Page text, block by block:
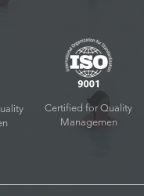
Certified for Quality
Managemen